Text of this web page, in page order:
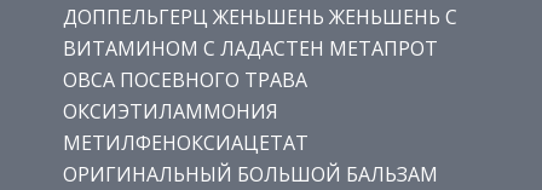
ДОППЕЛЬГЕРЦ ЖЕНЬШЕНЬ ЖЕНЬШЕНЬ С
ВИТАМИНОМ С ЛАДАСТЕН МЕТАПРОТ
ОВСА ПОСЕВНОГО ТРАВА
ОКСИЭТИЛАММОНИЯ
МЕТИЛФЕНОКСИАЦЕТАТ
ОРИГИНАЛЬНЫЙ БОЛЬШОЙ БАЛЬЗАМ